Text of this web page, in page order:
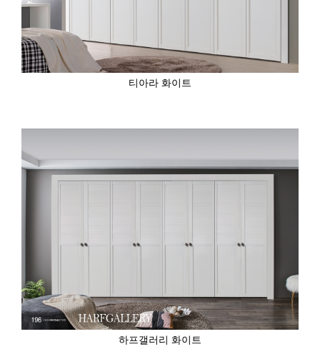
티아라 화이트
하프갤러리 화이트